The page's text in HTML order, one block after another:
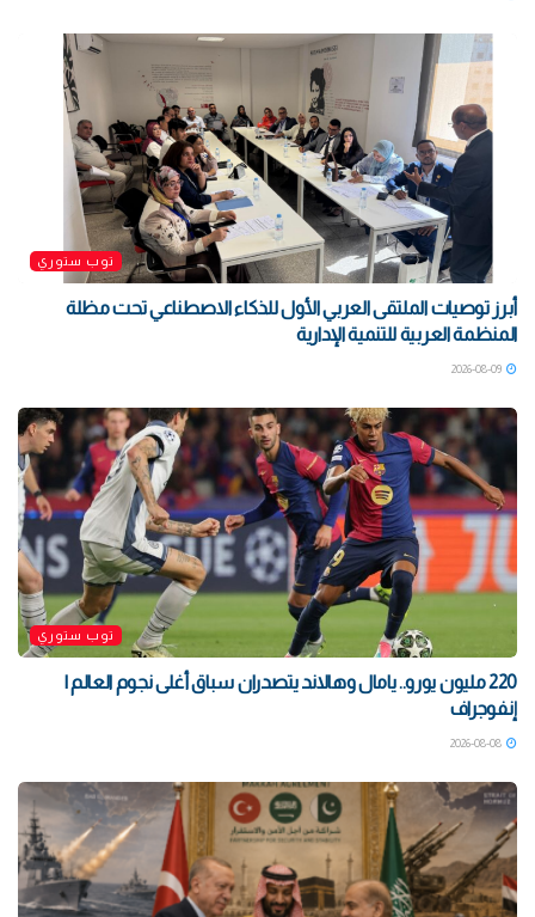
توب ستوري
أبرز توصيات الملتقى العربي الأول للذكاء الاصطناعي تحت مظلة
المنظمة العربية للتنمية الإدارية
توب ستوري
220 مليون يورو.. يامال وهالاند يتصدران سباق أغلى نجوم العالم |
إنفوجراف